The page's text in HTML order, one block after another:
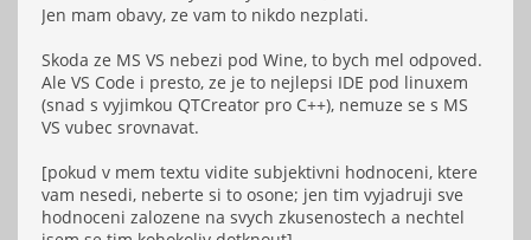
Jen mam obavy, ze vam to nikdo nezplati.
Skoda ze MS VS nebezi pod Wine, to bych mel odpoved.
Ale VS Code i presto, ze je to nejlepsi IDE pod linuxem
(snad s vyjimkou QTCreator pro C++), nemuze se s MS
VS vubec srovnavat.
[pokud v mem textu vidite subjektivni hodnoceni, ktere
vam nesedi, neberte si to osone; jen tim vyjadruji sve
hodnoceni zalozene na svych zkusenostech a nechtel